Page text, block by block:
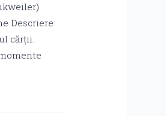
Descriere
cărții.